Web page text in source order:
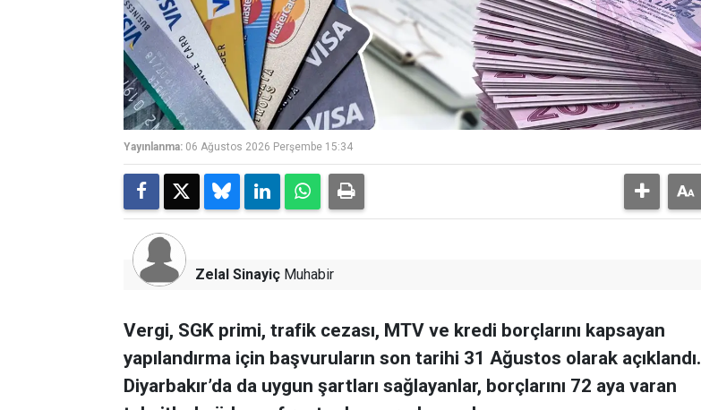
Yayınlanma: 06 Ağustos 2026 Perşembe 15:34
Zelal Sinayiç Muhabir
Vergi, SGK primi, trafik cezası, MTV ve kredi borçlarını kapsayan
yapılandırma için başvuruların son tarihi 31 Ağustos olarak açıklandı.
Diyarbakır’da da uygun şartları sağlayanlar, borçlarını 72 aya varan